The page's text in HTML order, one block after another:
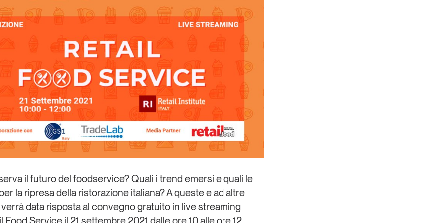
Eventi e formazione
appuntamenti
Chi siamo
Newsletter
Contatti
e
il futuro del foodservice? Quali i trend emersi e quali le
la ripresa della ristorazione italiana? A queste e ad altre
data risposta al convegno gratuito in live streaming
Food Serviceil 21 settembre 2021 dalle ore 10 alle ore 12.